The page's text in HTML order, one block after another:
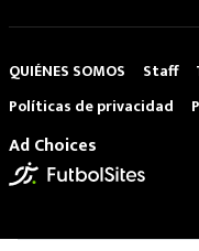
QUIÉNES SOMOS Staff
Políticas de privacidad
Ad Choices